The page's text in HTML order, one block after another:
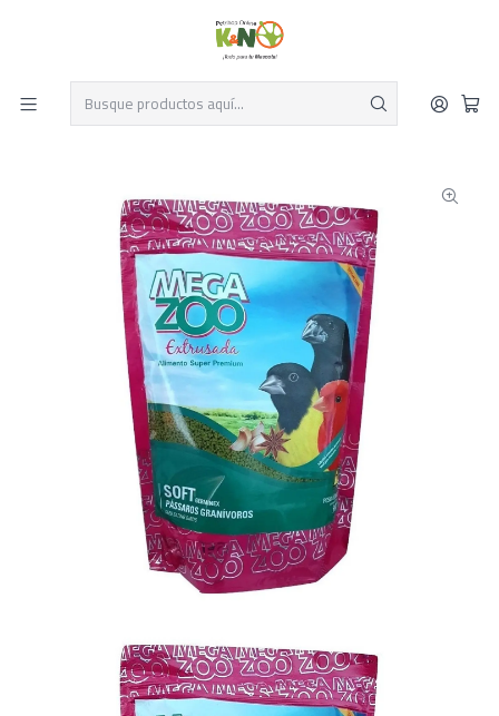
Despacho el mismo día y envío gratis por compras sobre $19.990
Leer más
Alimentos y Suplementos para Aves
Megazoo Soft Germinex – 900 g